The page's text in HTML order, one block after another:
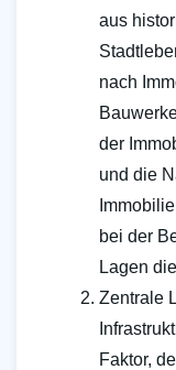
aus
nach
der
und die
bei der
Lagen
Zentrale
Faktor,